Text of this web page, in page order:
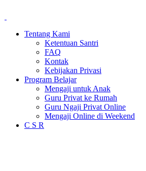
Tentang Kami
Ketentuan Santri
FAQ
Kontak
Kebijakan Privasi
Program Belajar
Mengaji untuk Anak
Guru Privat ke Rumah
Guru Ngaji Privat Online
Mengaji Online di Weekend
C S R